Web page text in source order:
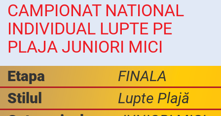
CAMPIONAT NATIONAL
INDIVIDUAL LUPTE PE
PLAJA JUNIORI MICI
Etapa
FINALA
Stilul
Lupte Plajă